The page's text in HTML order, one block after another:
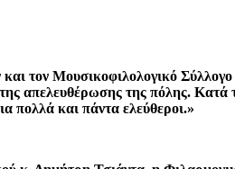
τον Μουσικοφιλολογικό
της απελευθέρωσης της πόλης.
πολλά και πάντα ελεύθεροι.»